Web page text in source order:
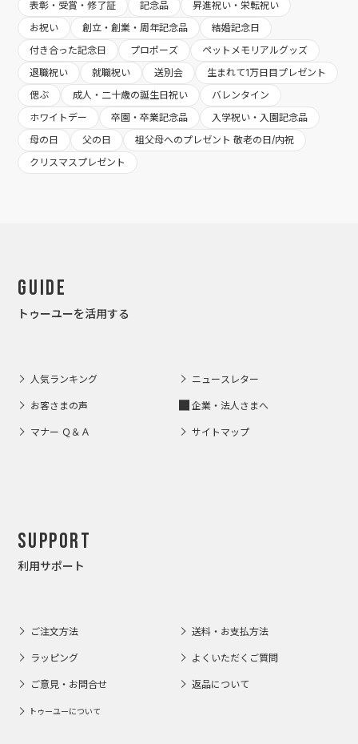
表彰・受賞・修了証
記念品
昇進祝い・栄転祝い
お祝い
創立・創業・周年記念品
結婚記念日
付き合った記念日
プロポーズ
ペットメモリアルグッズ
退職祝い
就職祝い 送別会
生まれて1万日目プレゼント
偲ぶ
成人・二十歳の誕生日祝い
バレンタイン
ホワイトデー
卒園・卒業記念品
入学祝い・入園記念品
母の日
父の日
祖父母へのプレゼント 敬老の日/内祝
クリスマスプレゼント
Guide
トゥーユーを活用する
人気ランキング ニュースレター
お客さまの声 企業・法人さまへ
マナー Ｑ＆Ａ サイトマップ
Support
利用サポート
ご注文方法 送料・お支払方法
ラッピング よくいただくご質問
ご意見・お問合せ 返品について
トゥーユーについて